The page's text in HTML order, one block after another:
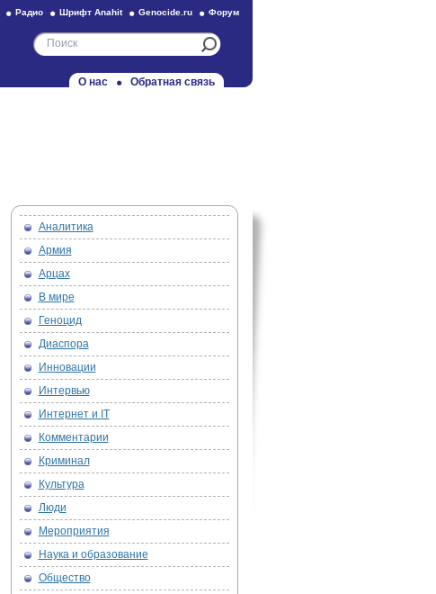
Радио Шрифт Anahit Genocide.ru Форум
О нас Обратная связь
Аналитика
Армия
Арцах
В мире
Геноцид
Диаспора
Инновации
Интервью
Интернет и IT
Комментарии
Криминал
Культура
Люди
Мероприятия
Наука и образование
Общество